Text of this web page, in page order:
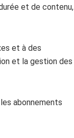
et de contenu,
et à des
et la gestion des
abonnements